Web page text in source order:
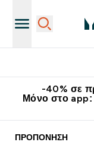
-40% σε
Μόνο στο
ΠΡΟΠΌΝΗΣΗ